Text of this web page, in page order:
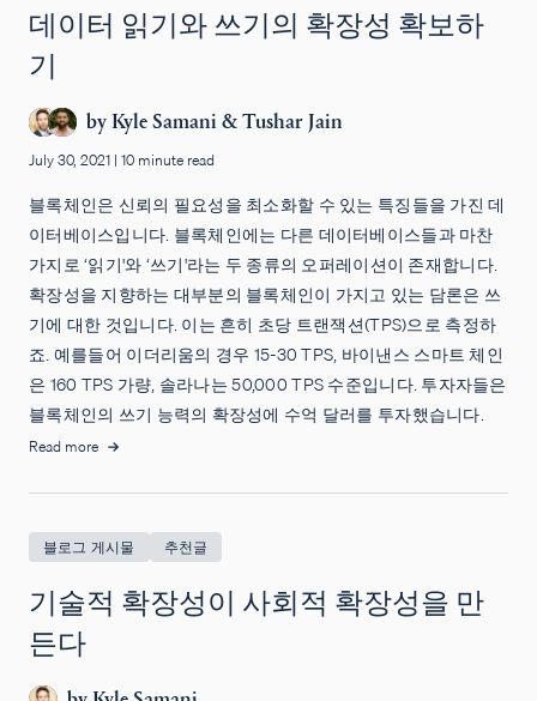
데이터 읽기와 쓰기의 확장성 확보하
기
by Kyle Samani &Tushar Jain
July 30, 2021 | 10 minute read
블록체인은 신뢰의 필요성을 최소화할 수 있는 특징들을 가진 데
이터베이스입니다. 블록체인에는 다른 데이터베이스들과 마찬
가지로 ‘읽기'와 ‘쓰기'라는 두 종류의 오퍼레이션이 존재합니다.
확장성을 지향하는 대부분의 블록체인이 가지고 있는 담론은 쓰
기에 대한 것입니다. 이는 흔히 초당 트랜잭션(TPS)으로 측정하
죠. 예를들어 이더리움의 경우 15-30 TPS, 바이낸스 스마트 체인
은 160 TPS 가량, 솔라나는 50,000 TPS 수준입니다. 투자자들은
블록체인의 쓰기 능력의 확장성에 수억 달러를 투자했습니다.
Read more
블로그 게시물 추천글
기술적 확장성이 사회적 확장성을 만
든다